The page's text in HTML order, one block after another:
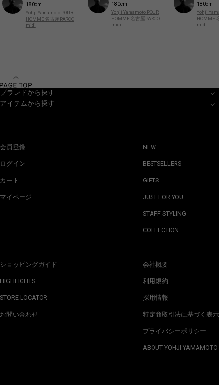
180cm
Yohji Yamamoto POUR
HOMME 名古屋PARCO
midi
180cm
Yohji Yamamoto POUR
HOMME 名古屋PARCO
midi
180cm
Yohji
HOMME
midi
ブランドから探す
アイテムから探す
会員登録
ログイン
カート
マイページ
ショッピングガイド
HIGHLIGHTS
STORE LOCATOR
お問い合わせ
NEW
BESTSELLERS
GIFTS
JUST FOR YOU
STAFF STYLING
COLLECTION
会社概要
利用規約
採用情報
特定商取引法に基づく表示
プライバシーポリシー
ABOUT YOHJI YAMAMOTO